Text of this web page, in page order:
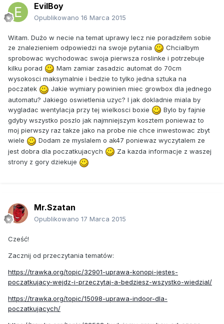
EvilBoy
Opublikowano 16 Marca 2015
Witam. Dużo w necie na temat uprawy lecz nie poradziłem sobie
ze znalezieniem odpowiedzi na swoje pytania
Chcialbym
sprobowac wychodowac swoja pierwsza roslinke i potrzebuje
kilku porad
Mam zamiar zasadzic automat do 70cm
wysokosci maksymalnie i bedzie to tylko jedna sztuka na
poczatek
Jakie wymiary powinien miec growbox dla jednego
automatu? Jakiego oswietlenia uzyc? I jak dokladnie miala by
wygladac wentylacja przy tej wielkosci boxie
Bylo by fajnie
gdyby wszystko poszlo jak najmniejszym kosztem poniewaz to
moj pierwszy raz takze jako na probe nie chce inwestowac zbyt
wiele
Dodam ze myslalem o ak47 poniewaz wyczytalem ze
jest dobra dla poczatkujacych
Za kazda informacje z waszej
strony z gory dziekuje
Mr.Szatan
Opublikowano 17 Marca 2015
Cześć!
Zacznij od przeczytania tematów:
https://trawka.org/topic/32901-uprawa-konopi-jestes-
poczatkujacy-wejdz-i-przeczytaj-a-bedziesz-wszystko-wiedzial/
https://trawka.org/topic/15098-uprawa-indoor-dla-
poczatkujacych/